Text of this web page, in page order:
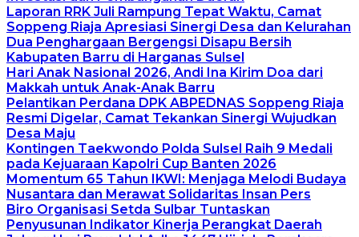
Laporan RRK Juli Rampung Tepat Waktu, Camat
Soppeng Riaja Apresiasi Sinergi Desa dan Kelurahan
Dua Penghargaan Bergengsi Disapu Bersih
Kabupaten Barru di Harganas Sulsel
Hari Anak Nasional 2026, Andi Ina Kirim Doa dari
Makkah untuk Anak-Anak Barru
Pelantikan Perdana DPK ABPEDNAS Soppeng Riaja
Resmi Digelar, Camat Tekankan Sinergi Wujudkan
Desa Maju
Kontingen Taekwondo Polda Sulsel Raih 9 Medali
pada Kejuaraan Kapolri Cup Banten 2026
Momentum 65 Tahun IKWI: Menjaga Melodi Budaya
Nusantara dan Merawat Solidaritas Insan Pers
Biro Organisasi Setda Sulbar Tuntaskan
Penyusunan Indikator Kinerja Perangkat Daerah